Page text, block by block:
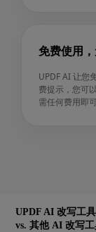
免费使用
UPDF AI 让您
费提示，您可
需任何费用即
UPDF AI 改写工具
vs. 其他 AI 改写